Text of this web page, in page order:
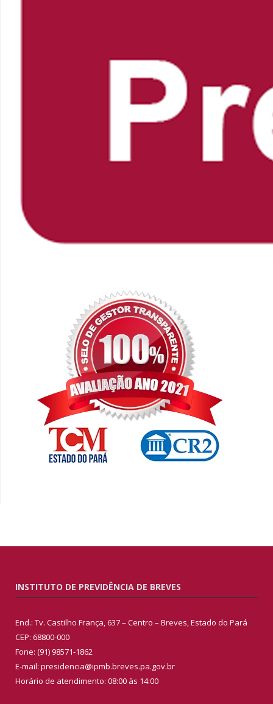
INSTITUTO DE PREVIDÊNCIA DE BREVES
End.: Tv. Castilho França, 637 – Centro – Breves, Estado do Pará
CEP: 68800-000
Fone: (91) 98571-1862
E-mail: presidencia@ipmb.breves.pa.gov.br
Horário de atendimento: 08:00 às 14:00